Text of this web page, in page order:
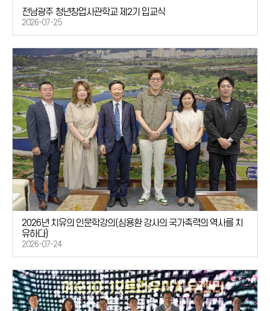
전남광주 청년창업사관학교 제2기 입교식
2026-07-25
2026년 치유의 인문학강의(심용환 강사의 국가촉력의 역사를 치
유하다)
2026-07-24